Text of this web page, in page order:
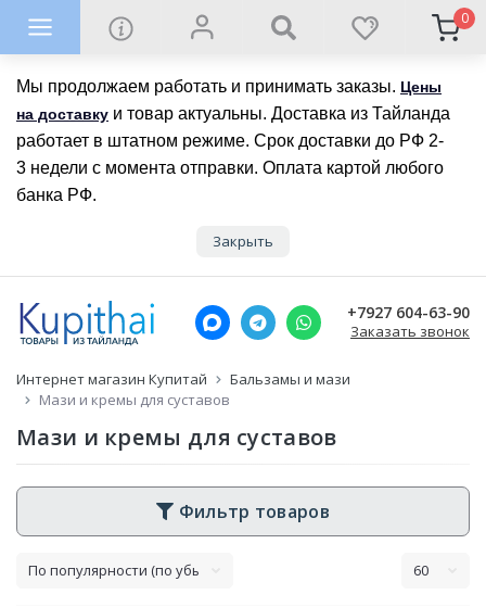
Мы продолжаем работать и принимать заказы. Цены
на доставку и товар актуальны. Доставка из Тайланда
работает в штатном режиме. Срок доставки до РФ 2-
3 недели с момента отправки. Оплата картой любого
банка РФ.
Закрыть
0
+7927 604-63-90
Заказать звонок
Интернет магазин Купитай
Бальзамы и мази
Мази и кремы для суставов
Мази и кремы для суставов
Фильтр товаров